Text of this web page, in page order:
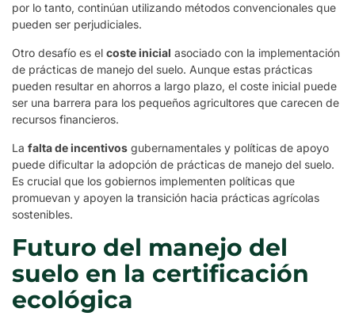
por lo tanto, continúan utilizando métodos convencionales que
pueden ser perjudiciales.
Otro desafío es el coste inicial asociado con la implementación
de prácticas de manejo del suelo. Aunque estas prácticas
pueden resultar en ahorros a largo plazo, el coste inicial puede
ser una barrera para los pequeños agricultores que carecen de
recursos financieros.
La falta de incentivos gubernamentales y políticas de apoyo
puede dificultar la adopción de prácticas de manejo del suelo.
Es crucial que los gobiernos implementen políticas que
promuevan y apoyen la transición hacia prácticas agrícolas
sostenibles.
Futuro del manejo del
suelo en la certificación
ecológica